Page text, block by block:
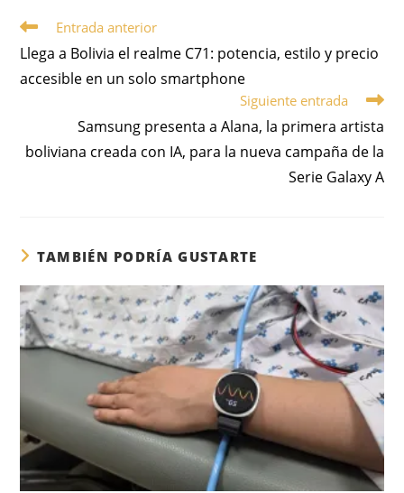
Entrada anterior
Llega a Bolivia el realme C71: potencia, estilo y precio
accesible en un solo smartphone
Siguiente entrada
Samsung presenta a Alana, la primera artista
boliviana creada con IA, para la nueva campaña de la
Serie Galaxy A
TAMBIÉN PODRÍA GUSTARTE